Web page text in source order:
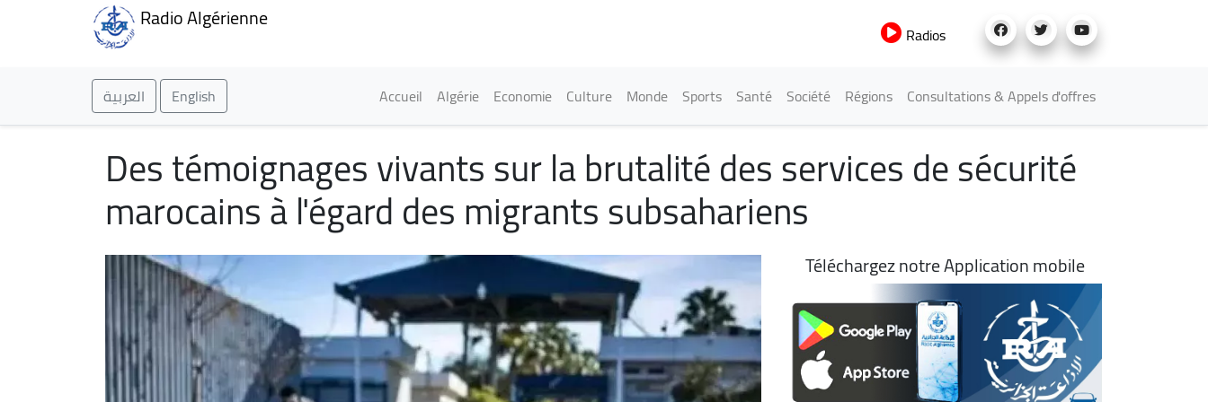
Radio Algérienne
Radios
العربية English Main navigation
Accueil Algérie Economie Culture Monde Sports Santé Société Régions Consultations & Appels d'offres
Des témoignages vivants sur la brutalité des services de sécurité
marocains à l'égard des migrants subsahariens
Téléchargez notre Application mobile